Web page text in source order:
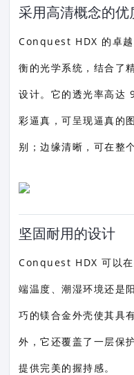
采用高清概念的优
Conquest HDX 的卓越
衡的光学系统，结合了
设计。它的透光率高达
彩逼真，可呈现逼真的
别；边缘清晰，可在整
坚固耐用的设计
Conquest HDX 可以在
端温度、潮湿环境还是
巧的镁合金外壳使其具
外，它还覆盖了一层保
提供完美的握持感。